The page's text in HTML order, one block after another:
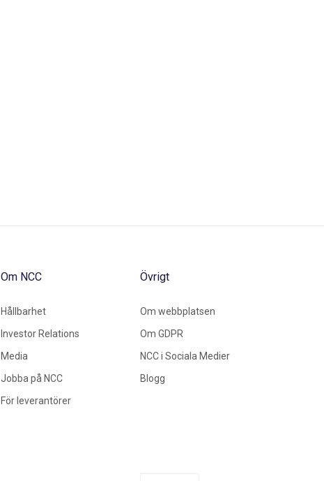
Om NCC
Hållbarhet
Investor Relations
Media
Jobba på NCC
För leverantörer
Övrigt
Om webbplatsen
Om GDPR
NCC i Sociala Medier
Blogg